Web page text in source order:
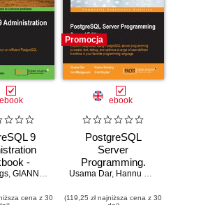
ebook
9
-
Edition.
run an
, GIANNI CIOLLI ,Hannu Krosing,Gabriele Bartolini
cena z 30
Promocja
ebook
PostgreSQL
Server
Programming.
Extend
PostgreSQL server
Usama Dar, Hannu Krosing
(119,25 zł najniższa cena z 30